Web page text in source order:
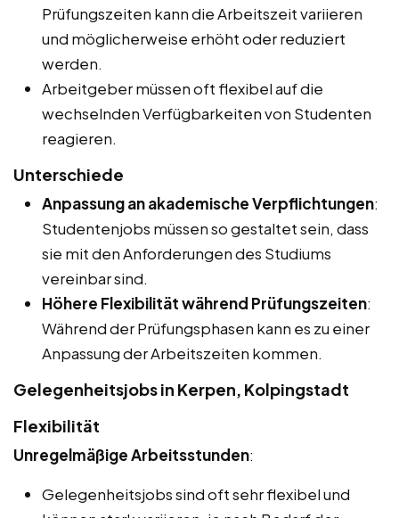
Prüfungszeiten kann die Arbeitszeit variieren
und möglicherweise erhöht oder reduziert
werden.
Arbeitgeber müssen oft flexibel auf die
wechselnden Verfügbarkeiten von Studenten
reagieren.
Unterschiede
Anpassung an akademische Verpflichtungen:
Studentenjobs müssen so gestaltet sein, dass
sie mit den Anforderungen des Studiums
vereinbar sind.
Höhere Flexibilität während Prüfungszeiten:
Während der Prüfungsphasen kann es zu einer
Anpassung der Arbeitszeiten kommen.
Gelegenheitsjobs in Kerpen, Kolpingstadt
Flexibilität
Unregelmäßige Arbeitsstunden:
Gelegenheitsjobs sind oft sehr flexibel und